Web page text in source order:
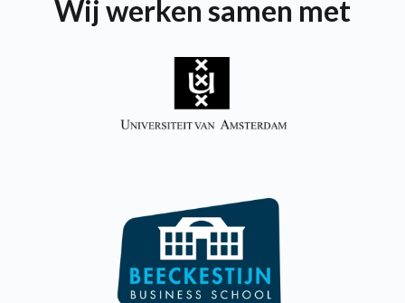
Wij werken samen met